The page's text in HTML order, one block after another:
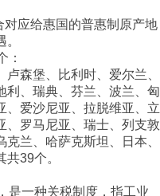
对应给惠国的普惠制原产地
：
森堡、比利时、爱尔兰、
利、瑞典、芬兰、波兰、匈
、爱沙尼亚、拉脱维亚、立
、罗马尼亚、瑞士、列支敦
兰、哈萨克斯坦、日本、
39个。
是一种关税制度，指工业